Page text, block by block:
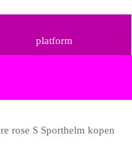
platform
rose S Sporthelm kopen